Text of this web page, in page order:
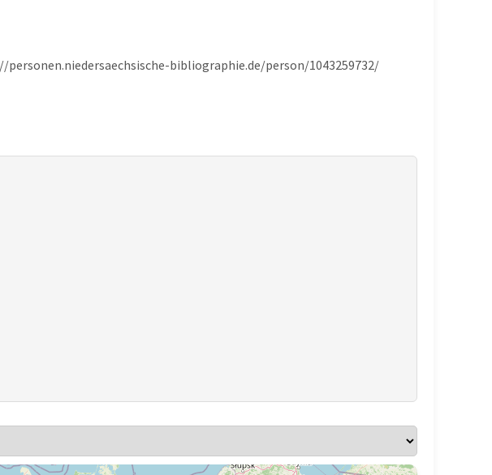
personen.niedersaechsische-bibliographie.de/person/1043259732/